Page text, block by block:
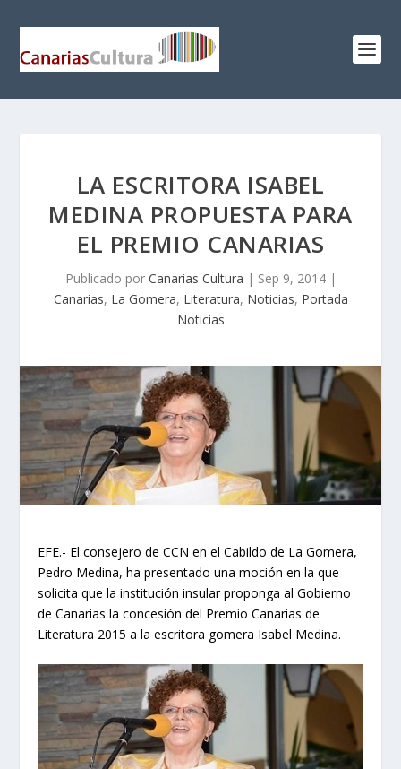
LA ESCRITORA ISABEL
MEDINA PROPUESTA PARA
EL PREMIO CANARIAS
Publicado por Canarias Cultura | Sep 9, 2014|
Canarias, La Gomera, Literatura, Noticias, Portada
Noticias
EFE.- El consejero de CCN en el Cabildo de La Gomera,
Pedro Medina, ha presentado una moción en la que
solicita que la institución insular proponga al Gobierno
de Canarias la concesión del Premio Canarias de
Literatura 2015 a la escritora gomera Isabel Medina.